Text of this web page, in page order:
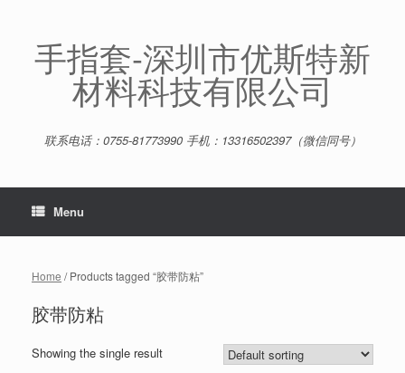
content手指套-深圳市优斯特新
材料科技有限公司
联系电话：0755-81773990 手机：13316502397（微信同号）
Menu
Home / Products tagged “胶带防粘”
胶带防粘
Showing the single result